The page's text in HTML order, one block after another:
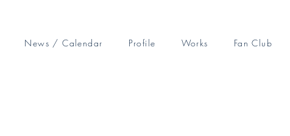
News / Calendar Profile Works Fan Club